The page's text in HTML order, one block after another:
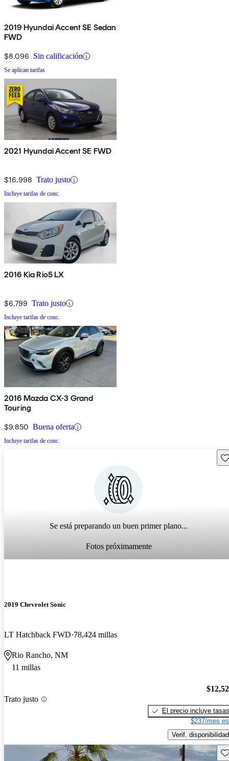
2019 Hyundai Accent SE Sedan
FWD
$8,096 Sin calificación
Se aplican tarifas
2021 Hyundai Accent SE FWD
$16,998 Trato justo
Incluye tarifas de conc.
2016 Kia Rio5 LX
$6,799 Trato justo
Incluye tarifas de conc.
2016 Mazda CX-3 Grand
Touring
$9,850 Buena oferta
Incluye tarifas de conc.
Se está preparando un buen primer plano...
Fotos próximamente
2019 Chevrolet Sonic
LT Hatchback FWD 78,424 millas
Rio Rancho, NM
11 millas
Trato justo
El precio incluye tasas
$237/mes
Verif. disponibilidad